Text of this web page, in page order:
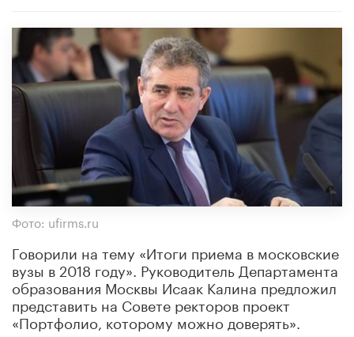
Фото: ufirms.ru
Говорили на тему «Итоги приема в московские
вузы в 2018 году». Руководитель Департамента
образования Москвы Исаак Калина предложил
представить на Совете ректоров проект
«Портфолио, которому можно доверять».